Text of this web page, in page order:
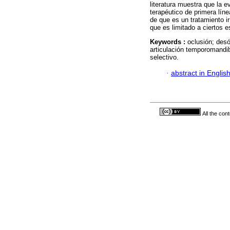
literatura muestra que la
terapéutico de primera
de que es un tratamiento
que es limitado a ciertos
Keywords : oclusión;
articulación
selectivo.
· abstract in English
All the